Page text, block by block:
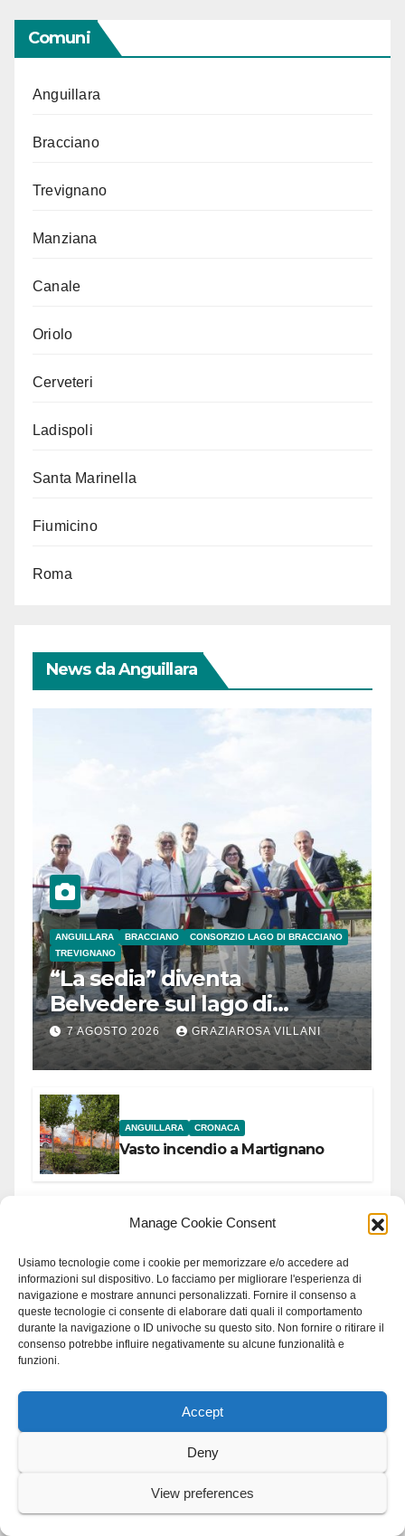
Manage Cookie Consent
Usiamo tecnologie come i cookie per memorizzare e/o accedere ad
informazioni sul dispositivo. Lo facciamo per migliorare l'esperienza di
navigazione e mostrare annunci personalizzati. Fornire il consenso a
queste tecnologie ci consente di elaborare dati quali il comportamento
durante la navigazione o ID univoche su questo sito. Non fornire o ritirare il
consenso potrebbe influire negativamente su alcune funzionalità e
funzioni.
Accept
Deny
View preferences
Comuni
Anguillara
Bracciano
Trevignano
Manziana
Canale
Oriolo
Cerveteri
Ladispoli
Santa Marinella
Fiumicino
Roma
News da Anguillara
ANGUILLARA BRACCIANO
CONSORZIO LAGO DI BRACCIANO
TREVIGNANO
“La sedia” diventa
Belvedere sul lago di
Bracciano: ieri
l’inaugurazione
7 AGOSTO 2026 GRAZIAROSA VILLANI
ANGUILLARA CRONACA
Vasto incendio a Martignano
ANGUILLARA BRACCIANO LAGO
milioni di euro per i 22 Comuni
dell’Etruria Meridionale
ANGUILLARA MARTIGNANO
POLITICA
Anguillara servono trasparenza,
partecipazione e scelte politiche